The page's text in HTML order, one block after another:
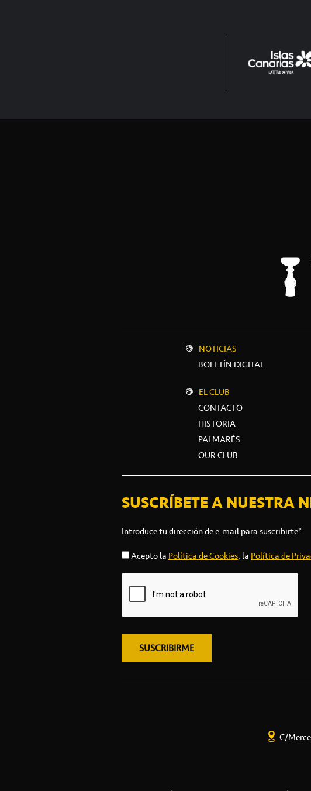
NOTICIAS
BOLETÍN DIGITAL
EL CLUB
CONTACTO
HISTORIA
PALMARÉS
OUR CLUB
SUSCRÍBETE A NUESTRA
Introduce tu dirección de e-mail para suscribirte*
Acepto la Política de Cookies, la Política de
C/